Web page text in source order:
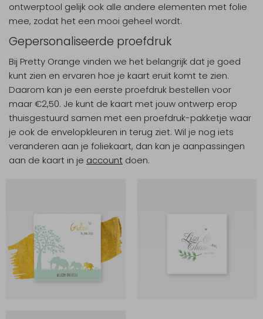
ontwerptool gelijk ook alle andere elementen met folie
mee, zodat het een mooi geheel wordt.
Gepersonaliseerde proefdruk
Bij Pretty Orange vinden we het belangrijk dat je goed
kunt zien en ervaren hoe je kaart eruit komt te zien.
Daarom kan je een eerste proefdruk bestellen voor
maar €2,50. Je kunt de kaart met jouw ontwerp erop
thuisgestuurd samen met een proefdruk-pakketje waar
je ook de envelopkleuren in terug ziet. Wil je nog iets
veranderen aan je foliekaart, dan kan je aanpassingen
aan de kaart in je account doen.